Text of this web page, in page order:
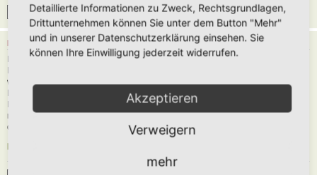
REGISTRIEREN
Du musst in diesem Forum registriert sein, um dich anmelden zu können. Die
weitere Funktionen zuzugreifen. Die Board-Administration kann registrierten
Benutzern auch zusätzliche Berechtigungen zuweisen. Beachte bitte unsere
Nutzungsbedingungen und die verwandten Regelungen, bevor du dich
registrierst. Bitte beachte auch die jeweiligen Forenregeln, wenn du dich in
diesem Board bewegst.
Detaillierte Informationen zu Zweck, Rechtsgrundlagen,
Drittunternehmen können Sie unter dem Button "Mehr"
und in unserer Datenschutzerklärung einsehen. Sie
können Ihre Einwilligung jederzeit widerrufen.
Akzeptieren
Verweigern
mehr